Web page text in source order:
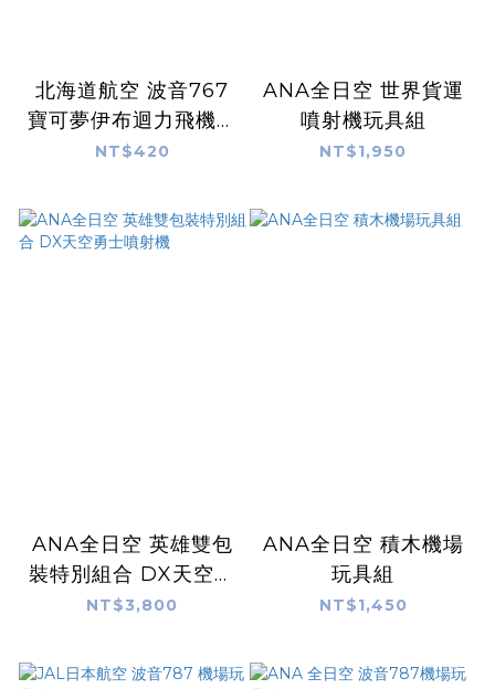
北海道航空 波音767
寶可夢伊布迴力飛機玩
具
NT$420
ANA全日空 世界貨運
噴射機玩具組
NT$1,950
ANA全日空 英雄雙包
裝特別組合 DX天空勇
士噴射機
NT$3,800
ANA全日空 積木機場
玩具組
NT$1,450